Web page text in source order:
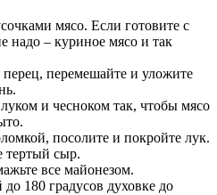
мясо. Если готовите с
надо – куриное мясо и так
перец, перемешайте и уложите
и чесноком так, чтобы мясо
посолите и покройте лук.
тертый сыр.
все майонезом.
до 180 градусов духовке до